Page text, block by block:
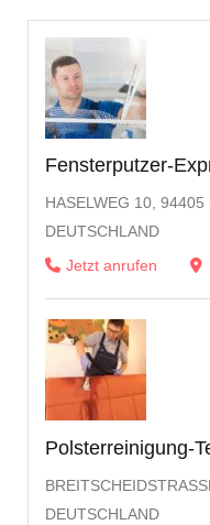
Fensterputzer-
HASELWEG 10, 94405
DEUTSCHLAND
Jetzt anrufen
Polsterreinigung-
EUTSCHLAND